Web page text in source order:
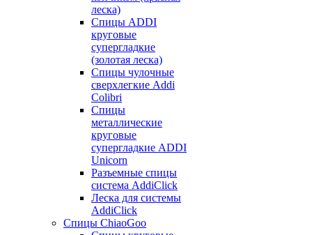
леска)
Спицы ADDI
круговые
супергладкие
(золотая леска)
Спицы чулочные
сверхлегкие Addi
Colibri
Спицы
металлические
круговые
супергладкие ADDI
Unicorn
Разъемные спицы
система AddiClick
Леска для системы
AddiClick
Спицы ChiaoGoo